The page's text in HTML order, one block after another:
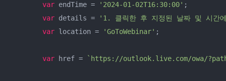
var endTime = '2024-01-02T16:30:00' ;
var details =
'1. 클릭한 후 지정된 날짜 및 시
var location = 'GoToWebinar' ;
var href = `https://outlook.live.com/owa/